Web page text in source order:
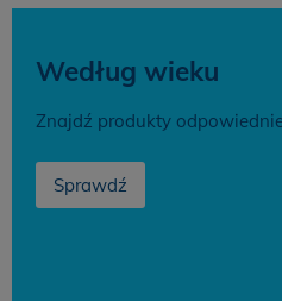
Według wieku
Znajdź produkty
Sprawdź